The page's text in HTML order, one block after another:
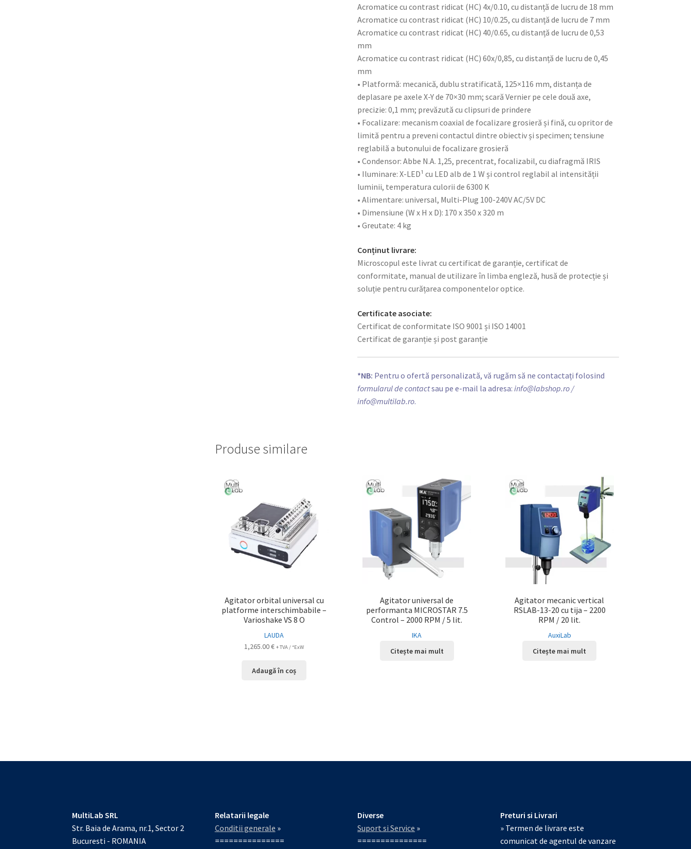
Acromatice cu contrast ridicat (HC) 4x/0.10, cu distanță de lucru de 18 mm
Acromatice cu contrast ridicat (HC) 10/0.25, cu distanță de lucru de 7 mm
Acromatice cu contrast ridicat (HC) 40/0.65, cu distanță de lucru de 0,53
mm
Acromatice cu contrast ridicat (HC) 60x/0,85, cu distanță de lucru de 0,45
mm
• Platformă: mecanică, dublu stratificată, 125×116 mm, distanța de
deplasare pe axele X-Y de 70×30 mm; scară Vernier pe cele două axe,
precizie: 0,1 mm; prevăzută cu clipsuri de prindere
• Focalizare: mecanism coaxial de focalizare grosieră și fină, cu opritor de
limită pentru a preveni contactul dintre obiectiv și specimen; tensiune
reglabilă a butonului de focalizare grosieră
• Condensor: Abbe N.A. 1,25, precentrat, focalizabil, cu diafragmă IRIS
• Iluminare: X-LED¹ cu LED alb de 1 W și control reglabil al intensității
luminii, temperatura culorii de 6300 K
• Alimentare: universal, Multi-Plug 100-240V AC/5V DC
• Dimensiune (W x H x D): 170 x 350 x 320 m
• Greutate: 4 kg
Conținut livrare:
Microscopul este livrat cu certificat de garanție, certificat de
conformitate, manual de utilizare în limba engleză, husă de protecție și
soluție pentru curățarea componentelor optice.
Certificate asociate:
Certificat de conformitate ISO 9001 și ISO 14001
Certificat de garanție și post garanție
*NB: Pentru o ofertă personalizată, vă rugăm să ne contactați folosind
formularul de contactsau pe e-mail la adresa:info@labshop.ro/
info@multilab.ro.
Produse similare
Agitator orbital universal cu
platforme interschimbabile –
Varioshake VS 8 O
LAUDA
1,265.00€ + TVA / *ExW
Adaugă în coș
Agitator universal de
performanta MICROSTAR 7.5
Control – 2000 RPM / 5 lit.
IKA
Citește mai mult
Agitator mecanic vertical
RSLAB-13-20 cu tija – 2200
RPM / 20 lit.
AuxiLab
Citește mai mult
MultiLab SRL
Str. Baia de Arama, nr.1, Sector 2
Bucuresti - ROMANIA
Relatarii legale
Conditii generale »
===============
Diverse
Suport si Service »
===============
Preturi si Livrari
» Termen de livrare este
comunicat de agentul de vanzare